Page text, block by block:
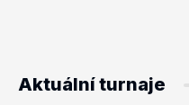
Aktuální turnaje